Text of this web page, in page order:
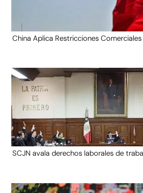
China Aplica Restricciones Comerciales
SCJN avala derechos laborales de